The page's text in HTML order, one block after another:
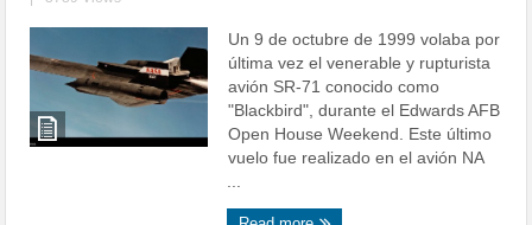
Un 9 de octubre de 1999 volaba por
última vez el venerable y rupturista
avión SR-71 conocido como
"Blackbird", durante el Edwards AFB
Open House Weekend. Este último
vuelo fue realizado en el avión NA
...